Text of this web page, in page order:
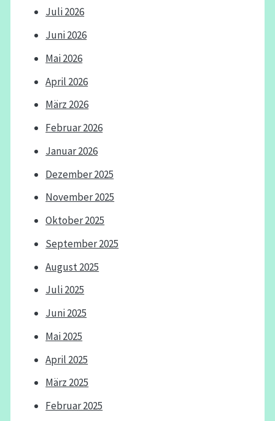
Juli 2026
Juni 2026
Mai 2026
April 2026
März 2026
Februar 2026
Januar 2026
Dezember 2025
November 2025
Oktober 2025
September 2025
August 2025
Juli 2025
Juni 2025
Mai 2025
April 2025
März 2025
Februar 2025